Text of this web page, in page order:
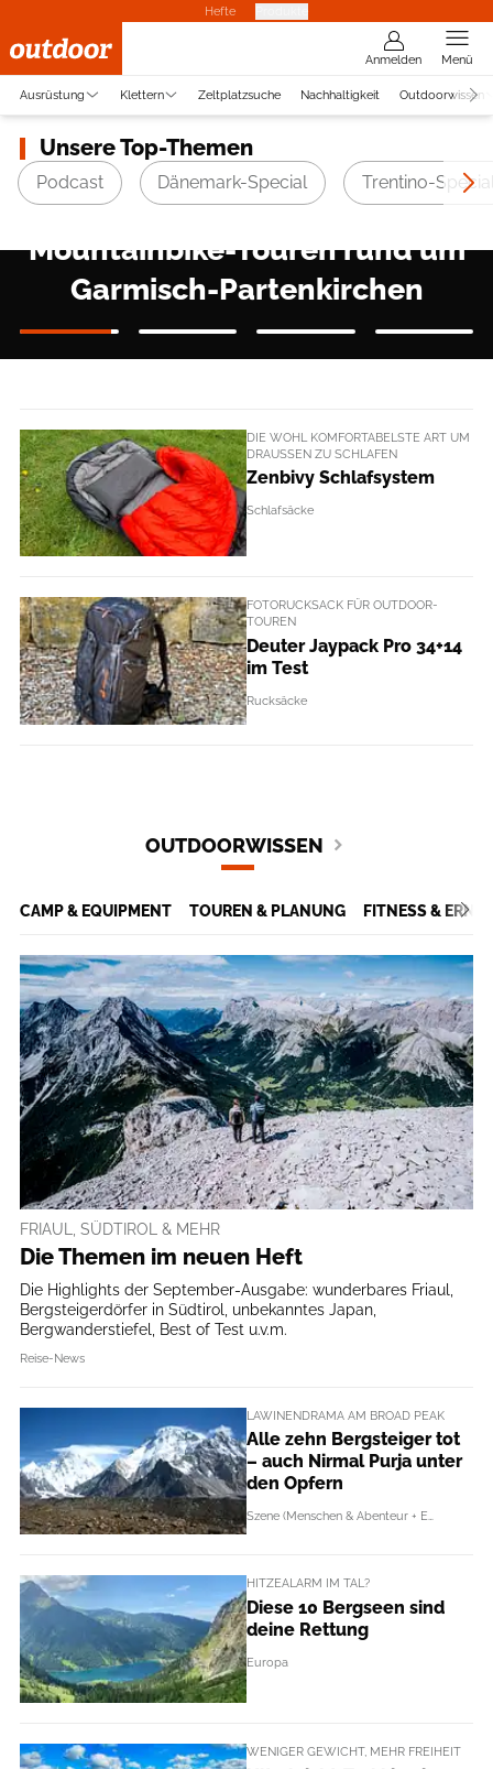
Hefte
Anmelden Menü
Ausrüstung Klettern Zeltplatzsuche Nachhaltigkeit Outdoorwissen
Unsere Top-Themen
Podcast Dänemark-Special Trentino-
FRIAUL, SÜDTIROL & MEHR
Die Themen im neuen Heft
DIE WOHL KOMFORTABELSTE ART UM
DRAUSSEN ZU SCHLAFEN
Zenbivy Schlafsystem
Schlafsäcke
FOTORUCKSACK FÜR OUTDOOR-
TOUREN
Deuter Jaypack Pro 34+14
im Test
Rucksäcke
OUTDOORWISSEN
CAMP & EQUIPMENT TOUREN & PLANUNG FITNESS &
FRIAUL, SÜDTIROL & MEHR
Die Themen im neuen Heft
Die Highlights der September-Ausgabe: wunderbares Friaul,
Bergsteigerdörfer in Südtirol, unbekanntes Japan,
Bergwanderstiefel, Best of Test u.v.m.
Reise-News
LAWINENDRAMA AM BROAD PEAK
Alle zehn Bergsteiger tot
– auch Nirmal Purja unter
den Opfern
Szene (Menschen & Abenteur + Events)
HITZEALARM IM TAL?
Diese 10 Bergseen sind
deine Rettung
Europa
WENIGER GEWICHT, MEHR FREIHEIT